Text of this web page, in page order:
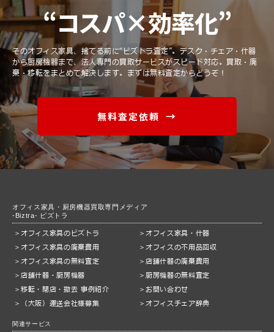
“コスパ×効率化”
そのオフィス家具、捨てる前に“ビズトラ査定”。デスク・チェア・什器
から厨房機器まで、法人専門の買取サービスがスピード対応。 買取・廃
棄・移転をまとめて解決します。まずは無料査定からどうぞ！
無料査定依頼
オフィス家具・厨房機器買取専門メディア
-Biztra- ビズトラ
オフィス家具のビズトラ
オフィス家具・什器
オフィス家具の廃棄費用
オフィスの不用品回収
オフィス家具の無料査定
店舗什器の廃棄費用
店舗什器・厨房機器
厨房機器の無料査定
移転・閉店・撤去 事例紹介
お問い合わせ
（大阪）運送会社様募集
オフィスチェア辞典
関連サービス